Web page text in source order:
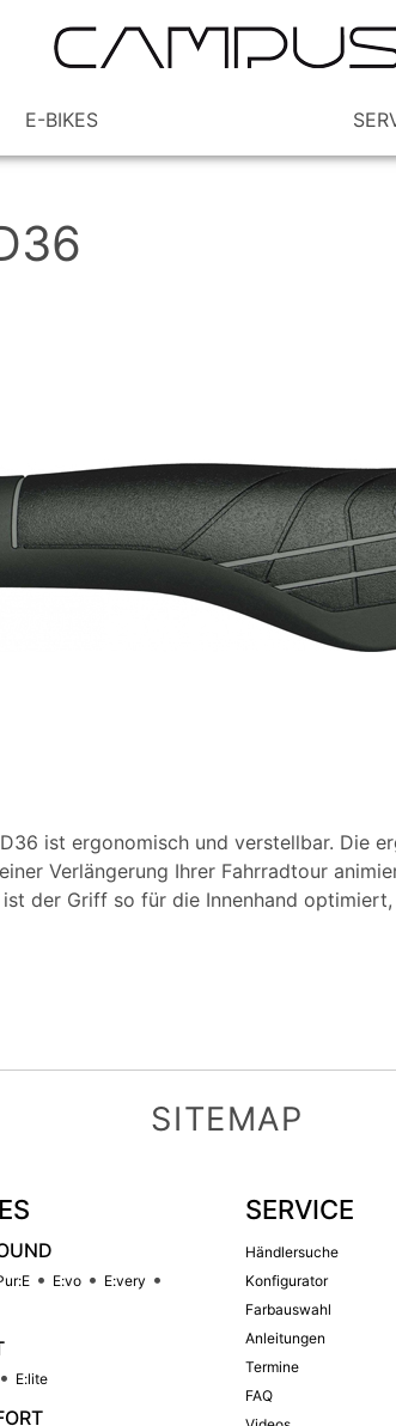
E-BIKES
ist ergonomisch und verstellbar. Die
Verlängerung Ihrer Fahrradtour
der Griff so für die Innenhand
SITEMAP
E:vo
E:very
E:lite
SERVICE
Händlersuche
Konfigurator
Farbauswahl
Anleitungen
Termine
FAQ